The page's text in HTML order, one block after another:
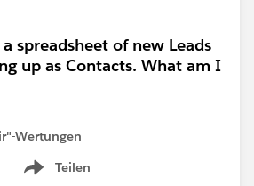
spreadsheet of new Leads
up as Contacts. What am I
Wertungen
Teilen
Show menu